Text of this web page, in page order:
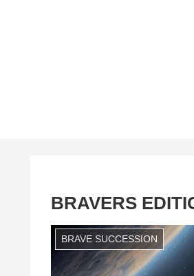
BRAVERS
BRAVE SUCCESSION